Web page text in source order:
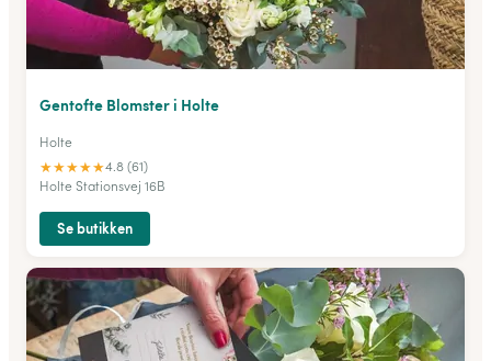
Gentofte Blomster i Holte
Holte
★★★★★4.8 (61)
Holte Stationsvej 16B
Se butikken